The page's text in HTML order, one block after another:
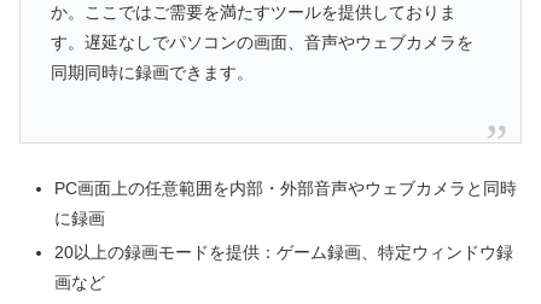
か。ここではご需要を満たすツールを提供しておりま
す。遅延なしでパソコンの画面、音声やウェブカメラを
同期同時に録画できます。
PC画面上の任意範囲を内部・外部音声やウェブカメラと同時
に録画
20以上の録画モードを提供：ゲーム録画、特定ウィンドウ録
画など